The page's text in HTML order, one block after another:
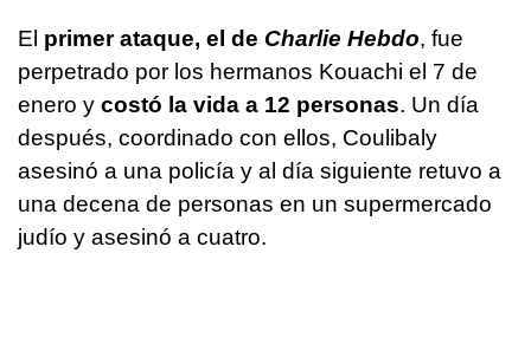
El primer ataque, el de Charlie Hebdo, fue
perpetrado por los hermanos Kouachi el 7 de
enero y costó la vida a 12 personas. Un día
después, coordinado con ellos, Coulibaly
asesinó a una policía y al día siguiente retuvo a
una decena de personas en un supermercado
judío y asesinó a cuatro.